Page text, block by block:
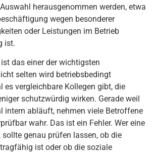
herausgenommen werden, etwa
wegen besonderer
oder Leistungen im Betrieb
ist.
das einer der wichtigsten
selten wird betriebsbedingt
es vergleichbare Kollegen gibt, die
schutzwürdig wirken. Gerade weil
intern abläuft, nehmen viele Betroffene
wahr. Das ist ein Fehler. Wer eine
sollte genau prüfen lassen, ob die
ist oder ob die soziale